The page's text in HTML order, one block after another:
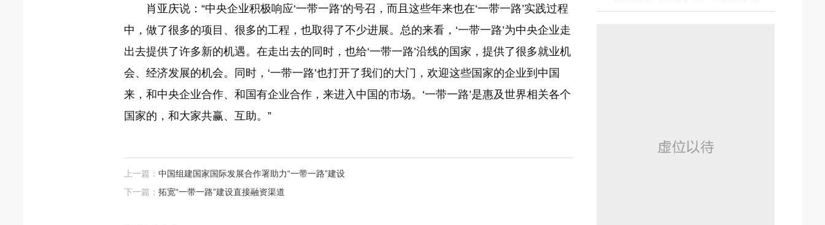
肖亚庆说：“中央企业积极响应‘一带一路’的号召，而且这些年来也在‘一带一路’实践过程
中，做了很多的项目、很多的工程，也取得了不少进展。总的来看，‘一带一路’为中央企业走
出去提供了许多新的机遇。在走出去的同时，也给‘一带一路’沿线的国家，提供了很多就业机
会、经济发展的机会。同时，‘一带一路’也打开了我们的大门，欢迎这些国家的企业到中国
来，和中央企业合作、和国有企业合作，来进入中国的市场。‘一带一路’是惠及世界相关各个
国家的，和大家共赢、互助。”
上一篇： 中国组建国家国际发展合作署助力“一带一路”建设
下一篇： 拓宽“一带一路”建设直接融资渠道